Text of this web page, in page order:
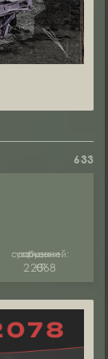
633
руны:
0
сообщений:
22368
уважение:
+7